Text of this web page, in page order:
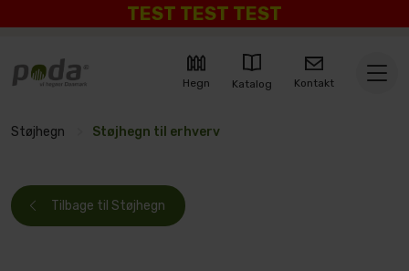
TEST TEST TEST
Hegn Katalog Kontakt
Støjhegn Støjhegn til erhverv
Tilbage til Støjhegn